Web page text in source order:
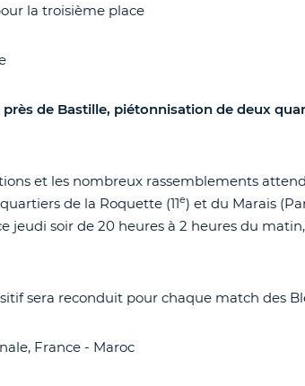
la troisième place
près de Bastille, piétonnisation de deux
et les nombreux rassemblements
de la Roquette (11e) et du Marais
jeudi soir de 20 heures à 2 heures du
sera reconduit pour chaque match des
France - Maroc